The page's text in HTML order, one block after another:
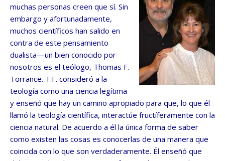
muchas personas creen que sí. Sin
embargo y afortunadamente,
muchos científicos han salido en
contra de este pensamiento
dualista—un bien conocido por
nosotros es el teólogo, Thomas F.
Torrance. T.F. consideró a la
teología como una ciencia legítima
y enseñó que hay un camino apropiado para que, lo que él
llamó la teología científica, interactúe fructíferamente con la
ciencia natural. De acuerdo a él la única forma de saber
como existen las cosas es conocerlas de una manera que
coincida con lo que son verdaderamente. Él enseñó que